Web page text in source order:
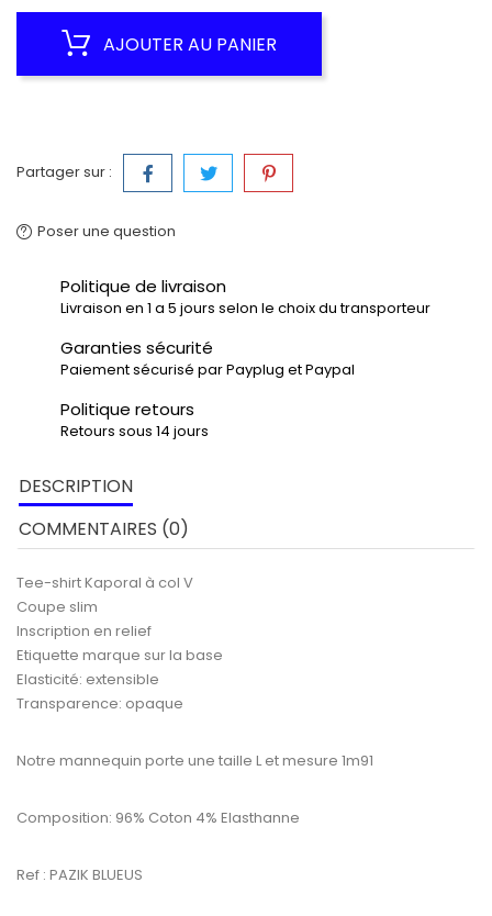
AJOUTER AU PANIER
Partager sur :
Poser une question
Politique de livraison
Livraison en 1 a 5 jours selon le choix du transporteur
Garanties sécurité
Paiement sécurisé par Payplug et Paypal
Politique retours
Retours sous 14 jours
DESCRIPTION
COMMENTAIRES (0)
Tee-shirt Kaporal à col V
Coupe slim
Inscription en relief
Etiquette marque sur la base
Elasticité: extensible
Transparence: opaque
Notre mannequin porte une taille L et mesure 1m91
Composition: 96% Coton 4% Elasthanne
Ref : PAZIK BLUEUS